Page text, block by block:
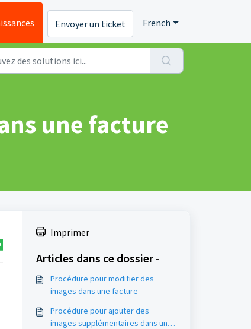
Envoyer un ticket French
une facture
Imprimer
Articles dans ce dossier -
Procédure pour modifier des
images dans une facture
Procédure pour ajouter des
images supplémentaires dans une